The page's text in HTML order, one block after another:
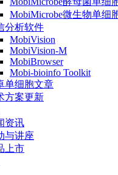
MobiMicrobe微生物单细
分析软件
MobiVision
MobiVision-M
MobiBrowser
Mobi-bioinfo Toolkit
单细胞文章
方案更新
资讯
与讲座
上市